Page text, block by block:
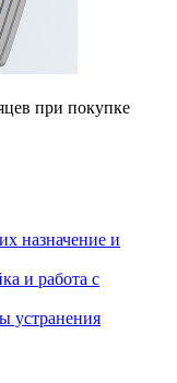
при покупке
назначение и
и работа с
устранения